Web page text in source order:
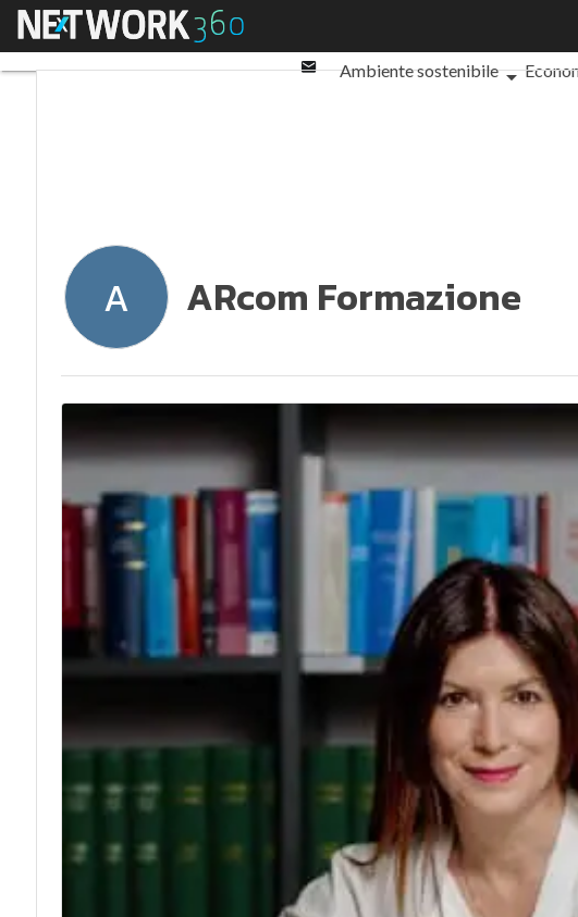
Menu
EmailAmbiente sostenibile
A ARcom Formazione